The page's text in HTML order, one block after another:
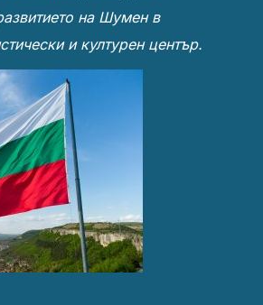
на Шумен в
и културен център.